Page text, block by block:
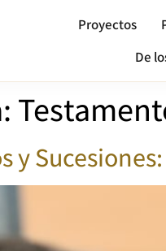
Proyectos
De
y